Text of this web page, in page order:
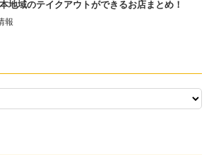
地域のテイクアウトができるお店まとめ！
報